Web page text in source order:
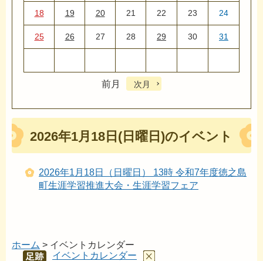
18 19 20 21 22 23 24
25 26 27 28 29 30 31
前月 次月
2026年1月18日(日曜日)のイベント
2026年1月18日（日曜日） 13時 令和7年度徳之島
町生涯学習推進大会・生涯学習フェア
ホーム > イベントカレンダー
あし
イベントカレンダー